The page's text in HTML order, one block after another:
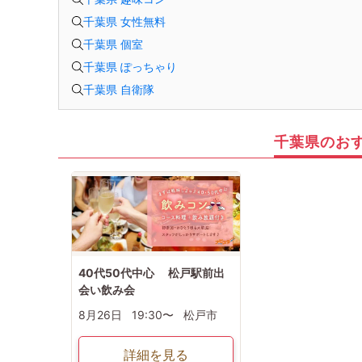
千葉県 女性無料
千葉県 個室
千葉県 ぽっちゃり
千葉県 自衛隊
千葉県のお
40代50代中心 松戸駅前出
会い飲み会
8月26日
19:30〜 松戸市
詳細を見る